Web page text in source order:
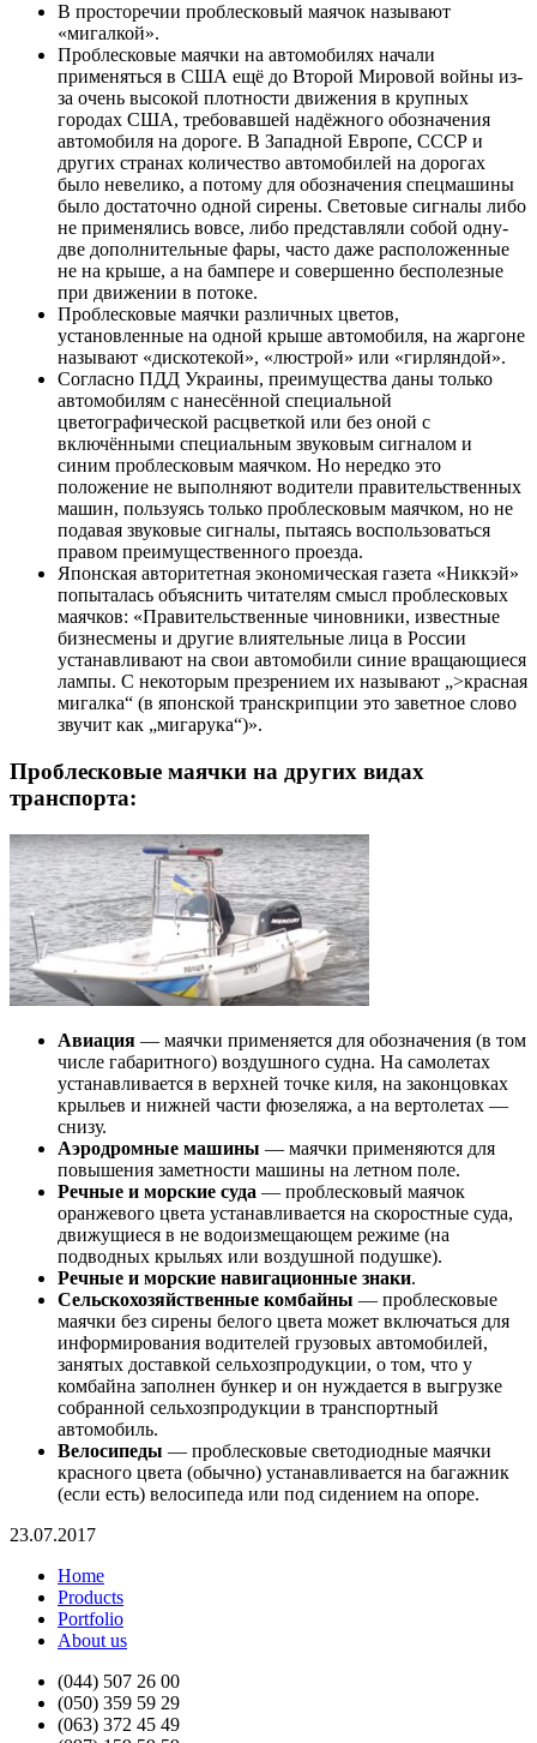
В просторечии проблесковый маячок называют
«мигалкой».
Проблесковые маячки на автомобилях начали
применяться в США ещё до Второй Мировой войны из-
за очень высокой плотности движения в крупных
городах США, требовавшей надёжного обозначения
автомобиля на дороге. В Западной Европе, СССР и
других странах количество автомобилей на дорогах
было невелико, а потому для обозначения спецмашины
было достаточно одной сирены. Световые сигналы либо
не применялись вовсе, либо представляли собой одну-
две дополнительные фары, часто даже расположенные
не на крыше, а на бампере и совершенно бесполезные
при движении в потоке.
Проблесковые маячки различных цветов,
установленные на одной крыше автомобиля, на жаргоне
называют «дискотекой», «люстрой» или «гирляндой».
Согласно ПДД Украины, преимущества даны только
автомобилям с нанесённой специальной
цветографической расцветкой или без оной с
включёнными специальным звуковым сигналом и
синим проблесковым маячком. Но нередко это
положение не выполняют водители правительственных
машин, пользуясь только проблесковым маячком, но не
подавая звуковые сигналы, пытаясь воспользоваться
правом преимущественного проезда.
Японская авторитетная экономическая газета «Никкэй»
попыталась объяснить читателям смысл проблесковых
маячков: «Правительственные чиновники, известные
бизнесмены и другие влиятельные лица в России
устанавливают на свои автомобили синие вращающиеся
лампы. С некоторым презрением их называют „>красная
мигалка“ (в японской транскрипции это заветное слово
звучит как „мигарука“)».
Проблесковые маячки на других видах
транспорта:
Авиация — маячки применяется для обозначения (в том
числе габаритного) воздушного судна. На самолетах
устанавливается в верхней точке киля, на законцовках
крыльев и нижней части фюзеляжа, а на вертолетах —
снизу.
Аэродромные машины — маячки применяются для
повышения заметности машины на летном поле.
Речные и морские суда — проблесковый маячок
оранжевого цвета устанавливается на скоростные суда,
движущиеся в не водоизмещающем режиме (на
подводных крыльях или воздушной подушке).
Речные и морские навигационные знаки.
Сельскохозяйственные комбайны — проблесковые
маячки без сирены белого цвета может включаться для
информирования водителей грузовых автомобилей,
занятых доставкой сельхозпродукции, о том, что у
комбайна заполнен бункер и он нуждается в выгрузке
собранной сельхозпродукции в транспортный
автомобиль.
Велосипеды — проблесковые светодиодные маячки
красного цвета (обычно) устанавливается на багажник
(если есть) велосипеда или под сидением на опоре.
23.07.2017
Home
Products
Portfolio
About us
(044) 507 26 00
(050) 359 59 29
(063) 372 45 49